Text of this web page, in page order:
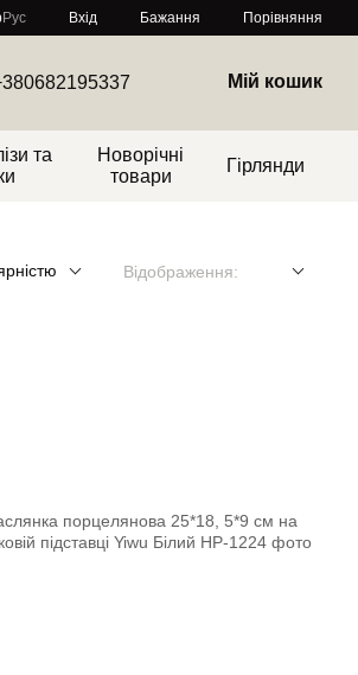
Рус Вхід Бажання Порівняння
Мій кошик
та
Новорічні
товари
Гірлянди
Відображення: